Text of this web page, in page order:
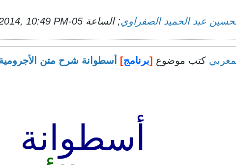
عبد الحميد الصفراوي; الساعة 05-Oct-2014, 10:49 PM
كتب موضوع [برنامج]
أسطوانة شرح متن
أسطوانة